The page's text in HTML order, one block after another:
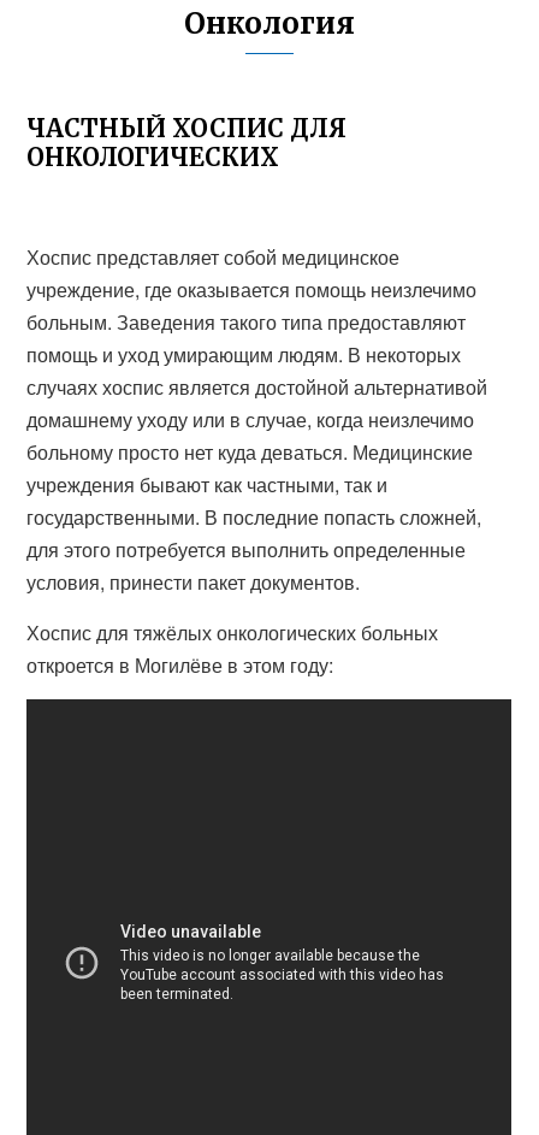
Онкология
ЧАСТНЫЙ ХОСПИС ДЛЯ
ОНКОЛОГИЧЕСКИХ
Хоспис представляет собой медицинское
учреждение, где оказывается помощь неизлечимо
больным. Заведения такого типа предоставляют
помощь и уход умирающим людям. В некоторых
случаях хоспис является достойной альтернативой
домашнему уходу или в случае, когда неизлечимо
больному просто нет куда деваться. Медицинские
учреждения бывают как частными, так и
государственными. В последние попасть сложней,
для этого потребуется выполнить определенные
условия, принести пакет документов.
Хоспис для тяжёлых онкологических больных
откроется в Могилёве в этом году: